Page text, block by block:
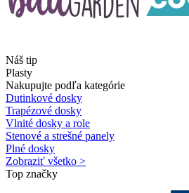
Náš tip
Plasty
Nakupujte podľa kategórie
Dutinkové dosky
Trapézové dosky
Vlnité dosky a role
Stenové a strešné panely
Plné dosky
Zobraziť všetko >
Top značky